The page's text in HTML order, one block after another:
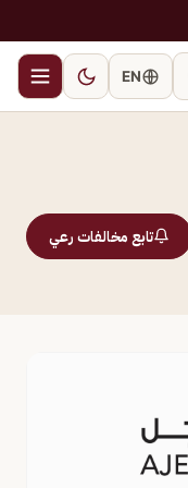
EN
تابع مخالفات رعي